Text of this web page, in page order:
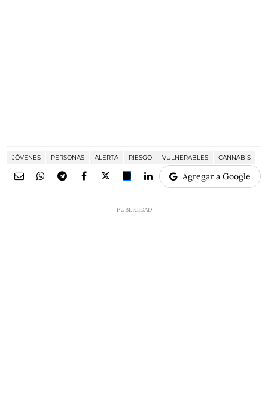
JÓVENES PERSONAS ALERTA RIESGO VULNERABLES CANNABIS
Agregar a Google